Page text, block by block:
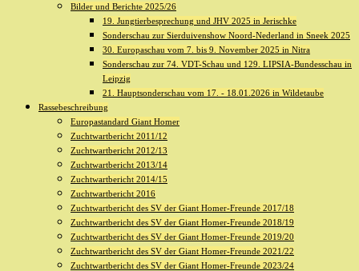
Bilder und Berichte 2025/26
19. Jungtierbesprechung und JHV 2025 in Jerischke
Sonderschau zur Sierduivenshow Noord-Nederland in Sneek 2025
30. Europaschau vom 7. bis 9. November 2025 in Nitra
Sonderschau zur 74. VDT-Schau und 129. LIPSIA-Bundesschau in
Leipzig
21. Hauptsonderschau vom 17. - 18.01.2026 in Wildetaube
Rassebeschreibung
Europastandard Giant Homer
Zuchtwartbericht 2011/12
Zuchtwartbericht 2012/13
Zuchtwartbericht 2013/14
Zuchtwartbericht 2014/15
Zuchtwartbericht 2016
Zuchtwartbericht des SV der Giant Homer-Freunde 2017/18
Zuchtwartbericht des SV der Giant Homer-Freunde 2018/19
Zuchtwartbericht des SV der Giant Homer-Freunde 2019/20
Zuchtwartbericht des SV der Giant Homer-Freunde 2021/22
Zuchtwartbericht des SV der Giant Homer-Freunde 2023/24